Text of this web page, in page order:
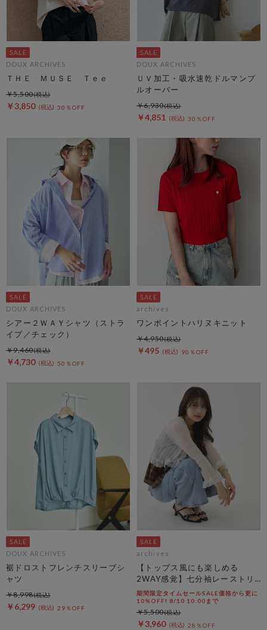
DOUX ARCHIVES
ＴＨＥ ＭＵＳＥ Ｔｅｅ
￥3,850 30％OFF
￥5,500
DOUX ARCHIVES
ＵＶ加工・吸水速乾ドルマンプ
ルオーバー
￥4,851 30％OFF
￥6,930
DOUX ARCHIVES
シアー２ＷＡＹシャツ（ストラ
イプ／チェック）
￥4,730 50％OFF
￥9,460
archives
ワンポイントハリヌキニット
￥495 90％OFF
￥4,950
DOUX ARCHIVES
裾ドロストフレンチスリーブシ
ャツ
￥6,299 29％OFF
￥8,998
archives
【トップス風にも楽しめる
2WAY感覚】七分袖レーストリ
ム透かしニットカーディガン
期間限定タイムセールSALE価格から更に
10%OFF! 8/10 10:00まで
￥3,960 28％OFF
￥5,500